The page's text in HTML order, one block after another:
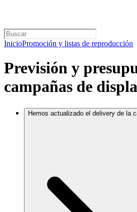
InicioPromoción y listas de reproducción
Previsión y
campañas de
Hemos actualizado el delivery de la